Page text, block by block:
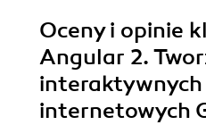
Oceny i opinie
Angular 2.
internetowych